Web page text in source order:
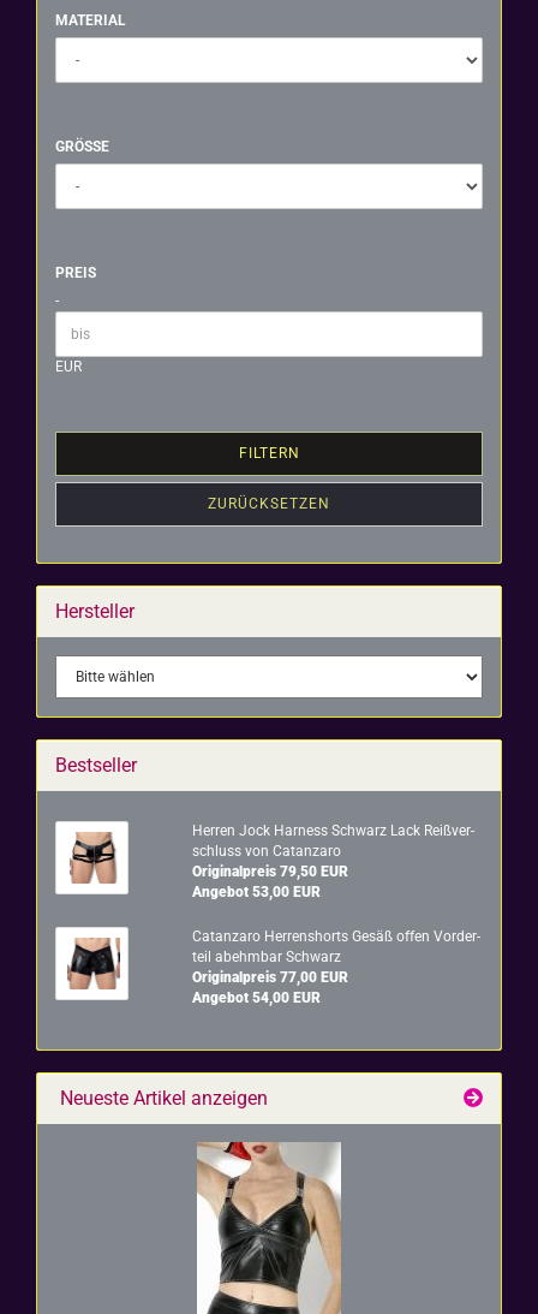
MATERIAL
MATERIAL
GRÖSSE
GRÖSSE
PREIS
PREIS
Preis bis
-
EUR
FILTERN
ZURÜCKSETZEN
Hersteller
Bestseller
Her­ren Jock Harness Schwarz Lack Reiß­ver­
schluss von Ca­t­an­za­ro
Originalpreis 79,50 EUR
Angebot 53,00 EUR
Ca­t­an­za­ro Her­rens­horts Gesäß offen Vor­der­
teil abehm­bar Schwarz
Originalpreis 77,00 EUR
Angebot 54,00 EUR
Neueste Artikel anzeigen